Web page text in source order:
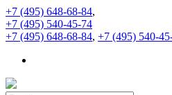
+7 (495) 648-68-84,
+7 (495) 540-45-74
+7 (495) 648-68-84, +7 (495) 540-